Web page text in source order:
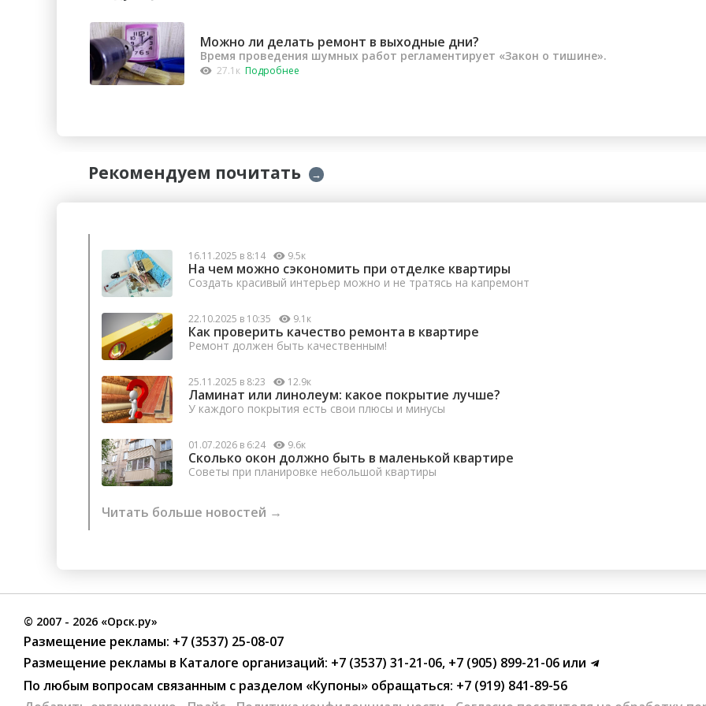
Можно ли делать ремонт в выходные дни?
Время проведения шумных работ регламентирует «Закон о тишине».
27.1к Подробнее
Рекомендуем почитать →
16.11.2025 в 8:14 9.5к
На чем можно сэкономить при отделке квартиры
Создать красивый интерьер можно и не тратясь на капремонт
22.10.2025 в 10:35 9.1к
Как проверить качество ремонта в квартире
Ремонт должен быть качественным!
25.11.2025 в 8:23 12.9к
Ламинат или линолеум: какое покрытие лучше?
У каждого покрытия есть свои плюсы и минусы
01.07.2026 в 6:24 9.6к
Сколько окон должно быть в маленькой квартире
Советы при планировке небольшой квартиры
Читать больше новостей →
© 2007 - 2026 «Орск.ру»
Размещение рекламы: +7 (3537) 25-08-07
Размещение рекламы в Каталоге организаций: +7 (3537) 31-21-06, +7 (905) 899-21-06 или
По любым вопросам связанным с разделом «Купоны» обращаться: +7 (919) 841-89-56